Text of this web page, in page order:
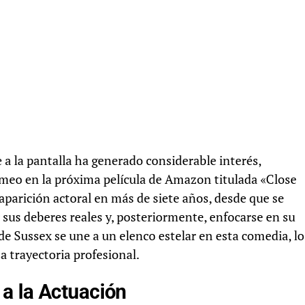
la pantalla ha generado considerable interés,
en la próxima película de Amazon titulada «Close
actoral en más de siete años, desde que se
deberes reales y, posteriormente, enfocarse en su
Sussex se une a un elenco estelar en esta comedia, lo
trayectoria profesional.
la Actuación